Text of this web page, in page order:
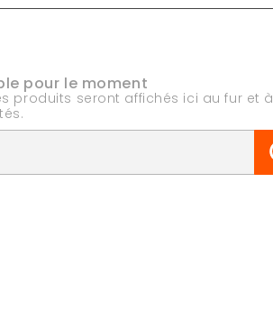
pour le moment
produits seront affichés ici au fur et à